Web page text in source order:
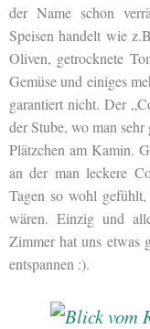
der Name schon
Speisen handelt wie
Oliven, getrocknete
Gemüse und einiges
garantiert nicht. Der
der Stube, wo man
Plätzchen am Kamin.
an der man leckere
Tagen so wohl
wären. Einzig und
Zimmer hat uns etwas
entspannen :).